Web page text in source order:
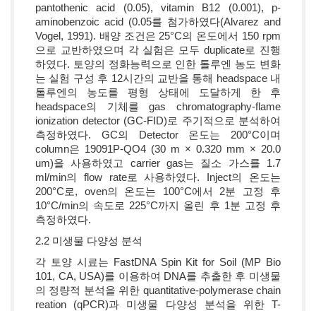
pantothenic acid (0.05), vitamin B12 (0.001), p-
aminobenzoic acid (0.05를 첨가하였다(Alvarez and
Vogel, 1991). 배양 조건은 25°C의 온도에서 150 rpm
으로 교반하였으며 각 실험은 모두 duplicate로 진행
하였다. 토양의 정화능력으로 인한 톨루엔 농도 변화
는 실험 구성 후 12시간의 교반을 통해 headspace 내
톨루엔의 농도를 평형 상태에 도달하게 한 후
headspace의 기체를 gas chromatography-flame
ionization detector (GC-FID)로 주기적으로 분석하여
측정하였다. GC의 Detector 온도는 200°C이며
column은 19091P-QO4 (30 m × 0.320 mm × 20.0
um)을 사용하였고 carrier gas는 질소 가스를 1.7
ml/min의 flow rate로 사용하였다. Inject의 온도는
200°C로, oven의 온도는 100°C에서 2분 고정 후
10°C/min의 속도로 225°C까지 올린 후 1분 고정 후
측정하였다.
2.2 미생물 다양성 분석
각 토양 시료는 FastDNA Spin Kit for Soil (MP Bio
101, CA, USA)를 이용하여 DNA를 추출한 후 미생물
의 정량적 분석을 위한 quantitative-polymerase chain
reation (qPCR)과 미생물 다양성 분석을 위한 T-